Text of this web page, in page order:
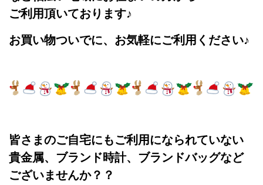
ご利用頂いております♪
お買い物ついでに、お気軽にご利用ください♪
皆さまのご自宅にもご利用になられていない
貴金属、ブランド時計、ブランドバッグなど
ございませんか？？